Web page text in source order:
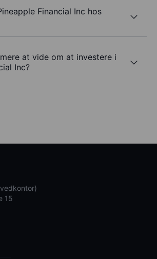
Financial Inc hos
at vide om at investere i
Inc?
15